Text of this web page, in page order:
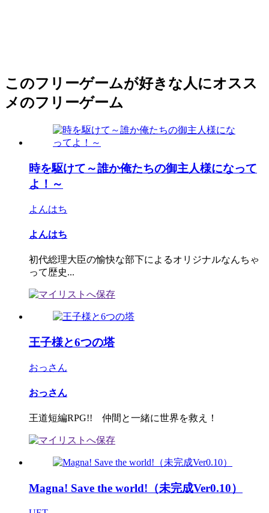
このフリーゲームが好きな人にオスス
メのフリーゲーム
時を駆けて～誰か俺たちの御主人様になって
よ！～
よんはち
よんはち
初代総理大臣の愉快な部下によるオリジナルなんちゃ
って歴史...
王子様と6つの塔
おっさん
おっさん
王道短編RPG!! 仲間と一緒に世界を救え！
Magna! Save the world!（未完成Ver0.10）